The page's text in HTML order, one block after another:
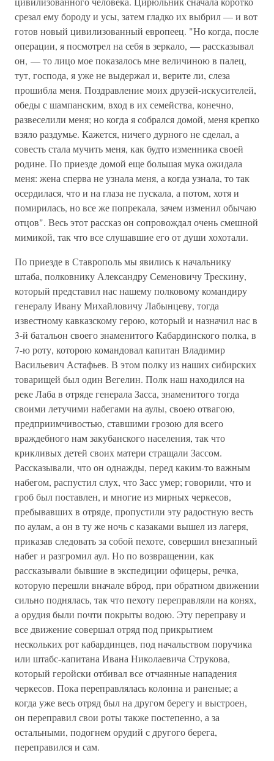
срезал ему бороду и усы, затем гладко их выбрил — и вот
готов новый цивилизованный европеец. "Но когда, после
операции, я посмотрел на себя в зеркало, — рассказывал
он, — то лицо мое показалось мне величиною в палец,
тут, господа, я уже не выдержал и, верите ли, слеза
прошибла меня. Поздравление моих друзей-искусителей,
обеды с шампанским, вход в их семейства, конечно,
развеселили меня; но когда я собрался домой, меня крепко
взяло раздумье. Кажется, ничего дурного не сделал, а
совесть стала мучить меня, как будто изменника своей
родине. По приезде домой еще большая мука ожидала
меня: жена сперва не узнала меня, а когда узнала, то так
осердилася, что и на глаза не пускала, а потом, хотя и
помирилась, но все же попрекала, зачем изменил обычаю
отцов". Весь этот рассказ он сопровождал очень смешной
мимикой, так что все слушавшие его от души хохотали.
По приезде в Ставрополь мы явились к начальнику
штаба, полковнику Александру Семеновичу Трескину,
который представил нас нашему полковому командиру
генералу Ивану Михайловичу Лабынцеву, тогда
известному кавказскому герою, который и назначил нас в
3-й батальон своего знаменитого Кабардинского полка, в
7-ю роту, которою командовал капитан Владимир
Васильевич Астафьев. В этом полку из наших сибирских
товарищей был один Вегелин. Полк наш находился на
реке Лаба в отряде генерала Засса, знаменитого тогда
своими летучими набегами на аулы, своею отвагою,
предприимчивостью, ставшими грозою для всего
враждебного нам закубанского населения, так что
крикливых детей своих матери стращали Зассом.
Рассказывали, что он однажды, перед каким-то важным
набегом, распустил слух, что Засс умер; говорили, что и
гроб был поставлен, и многие из мирных черкесов,
пребывавших в отряде, пропустили эту радостную весть
по аулам, а он в ту же ночь с казаками вышел из лагеря,
приказав следовать за собой пехоте, совершил внезапный
набег и разгромил аул. Но по возвращении, как
рассказывали бывшие в экспедиции офицеры, речка,
которую перешли вначале вброд, при обратном движении
сильно поднялась, так что пехоту переправляли на конях,
а орудия были почти покрыты водою. Эту переправу и
все движение совершал отряд под прикрытием
нескольких рот кабардинцев, под начальством поручика
или штабс-капитана Ивана Николаевича Струкова,
который геройски отбивал все отчаянные нападения
черкесов. Пока переправлялась колонна и раненые; а
когда уже весь отряд был на другом берегу и выстроен,
он переправил свои роты также постепенно, а за
остальными, подогнем орудий с другого берега,
переправился и сам.